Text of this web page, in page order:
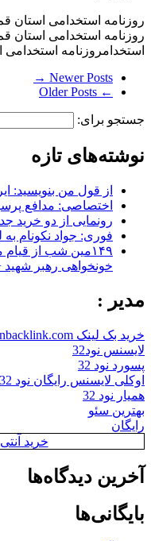
استخدامروزنامه استخدامی
Newer Posts →
← Older Posts
جستجو برای:
نوشته‌های تازه
از قول من بنویسید:
اختصاصی: مدافع
رونمایی از دو خرید
فوری: جواد نکونام
۱۴۹مین شب از
خونخواهی رهبر شهید
مدیر :
خرید بک لینک behtarinbacklink.com
لایسنس نود32
پسورد نود 32
اوکلی لایسنس رایگان نود 32
همیار نود 32
بهترین سئو
رایگان
خرید
آخرین دیدگاه‌ها
بایگانی‌ها